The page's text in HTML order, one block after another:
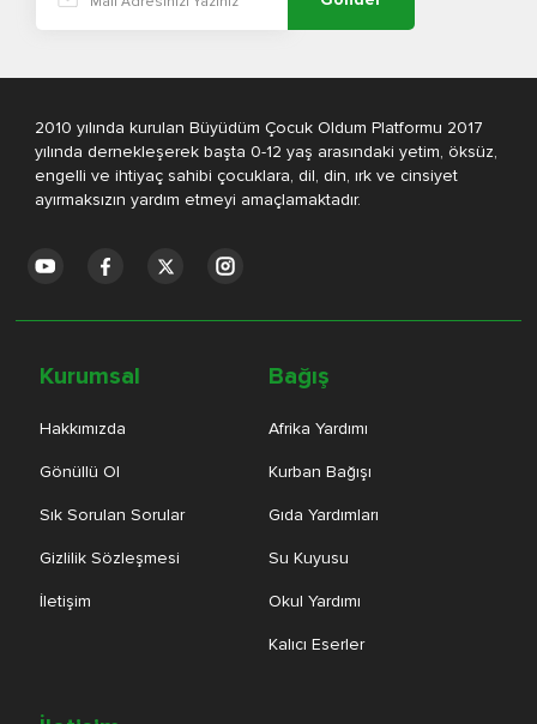
2010 yılında kurulan Büyüdüm Çocuk Oldum Platformu 2017
yılında dernekleşerek başta 0-12 yaş arasındaki yetim, öksüz,
engelli ve ihtiyaç sahibi çocuklara, dil, din, ırk ve cinsiyet
ayırmaksızın yardım etmeyi amaçlamaktadır.
Kurumsal
Hakkımızda
Gönüllü Ol
Sık Sorulan Sorular
Gizlilik Sözleşmesi
İletişim
Bağış
Afrika Yardımı
Kurban Bağışı
Gıda Yardımları
Su Kuyusu
Okul Yardımı
Kalıcı Eserler